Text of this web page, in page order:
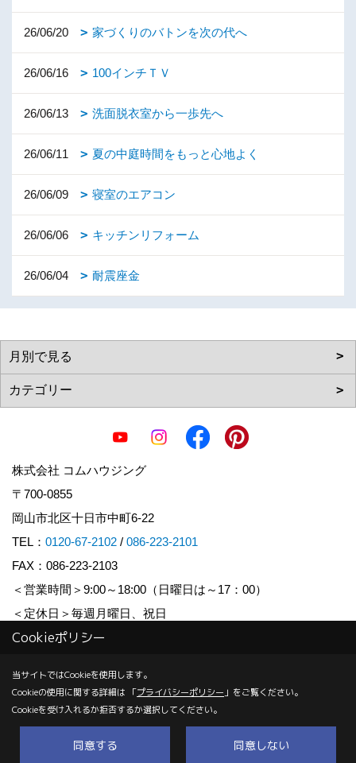
26/06/20 家づくりのバトンを次の代へ
26/06/16 100インチＴＶ
26/06/13 洗面脱衣室から一歩先へ
26/06/11 夏の中庭時間をもっと心地よく
26/06/09 寝室のエアコン
26/06/06 キッチンリフォーム
26/06/04 耐震座金
株式会社 コムハウジング
〒700-0855
岡山市北区十日市中町6-22
TEL： 0120-67-2102 / 086-223-2101
FAX：086-223-2103
＜営業時間＞9:00～18:00（日曜日は～17：00）
＜定休日＞毎週月曜日、祝日
Copyright (c) COM HOUSHING Inc. All Rights Reserved.
Produced byゴデスクリエイト
Cookieポリシー
当サイトではCookieを使用します。
Cookieの使用に関する詳細は 「プライバシーポリシー 」をご覧ください。
Cookieを受け入れるか拒否するか選択してください。
同意する 同意しない